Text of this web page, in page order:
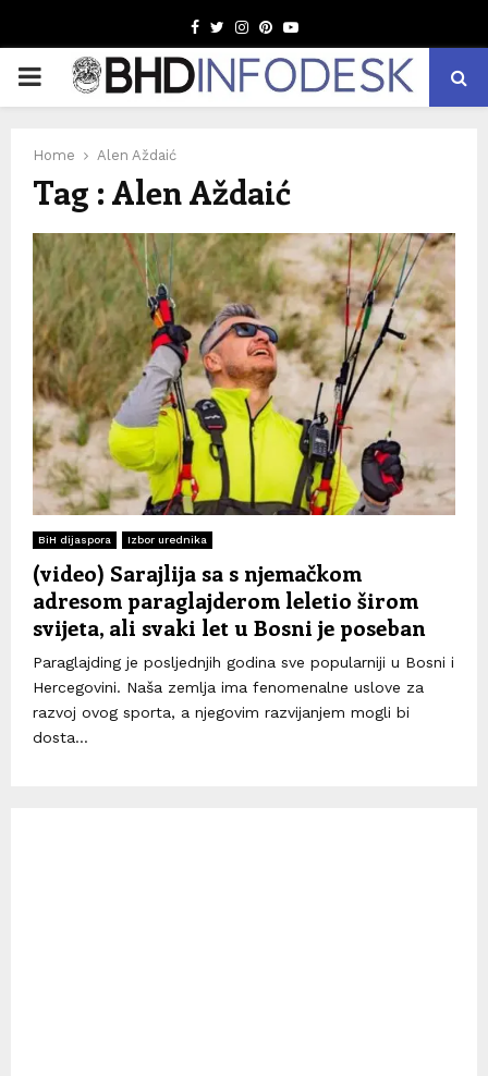
Facebook
TwitterInstagram
Pinterest
Youtube
PRIMARY
Home Alen Aždaić
Tag : Alen Aždaić
BiH dijaspora Izbor urednika
(video) Sarajlija sa s njemačkom
adresom paraglajderom leletio širom
svijeta, ali svaki let u Bosni je poseban
Paraglajding je posljednjih godina sve popularniji u Bosni i
Hercegovini. Naša zemlja ima fenomenalne uslove za
razvoj ovog sporta, a njegovim razvijanjem mogli bi
dosta...